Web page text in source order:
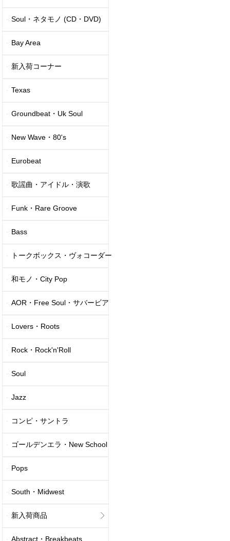
Soul・ネタモノ (CD・DVD)
Bay Area
新入荷コーナー
Texas
Groundbeat・Uk Soul
New Wave・80's
Eurobeat
歌謡曲・アイドル・演歌
Funk・Rare Groove
Bass
トークボックス・ヴォコーダー
和モノ・City Pop
AOR・Free Soul・サバービア
Lovers・Roots
Rock・Rock'n'Roll
Soul
Jazz
コンピ・サントラ
ゴールデンエラ・New School
Pops
South・Midwest
新入荷商品
Abstract・Breakbeats